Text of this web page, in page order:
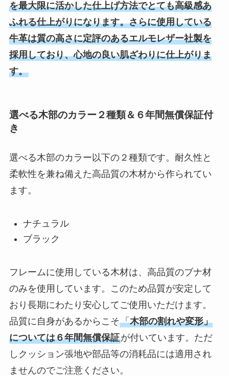
を最大限に活かした仕上げ方法でとても高級感あ
ふれる仕上がりになります。さらに使用している
牛革は質の高さに定評のあるエルモレザー社製を
採用しており、心地の良い肌ざわりに仕上がりま
す。
選べる木部のカラー２種類＆６年間無償保証付
き
選べる木部のカラー以下の２種類です。耐久性と
柔軟性を兼ね備えた高品質の木材から作られてい
ます。
ナチュラル
ブラック
フレームに使用している木材は、高品質のブナ材
のみを使用しています。このため品質が安定して
おり長期にわたり安心してご使用いただけます。
品質に自身があるからこそ「木部の割れや変形」
については６年間無償保証が付いています。ただ
しクッション張地や部品等の消耗品には適用され
ませんのでご注意ください。